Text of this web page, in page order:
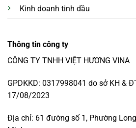
Kinh doanh tinh dầu
Thông tin công ty
CÔNG TY TNHH VIỆT HƯƠNG VINA
GPDKKD: 0317998041 do sở KH &
17/08/2023
Địa chỉ: 61 đường số 1, Phường